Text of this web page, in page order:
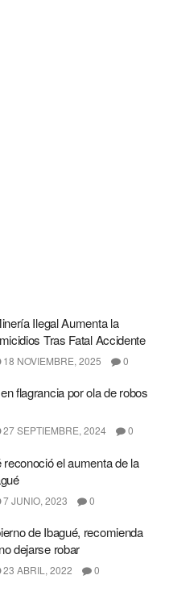
Ilegal Aumenta la
Tras Fatal Accidente
18 NOVIEMBRE, 2025 0
flagrancia por ola de robos
27 SEPTIEMBRE, 2024 0
el aumenta de la
7 JUNIO, 2023 0
de Ibagué, recomienda
dejarse robar
23 ABRIL, 2022 0